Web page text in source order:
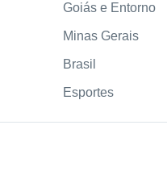
Goiás e Entorno
Minas Gerais
Brasil
Esportes